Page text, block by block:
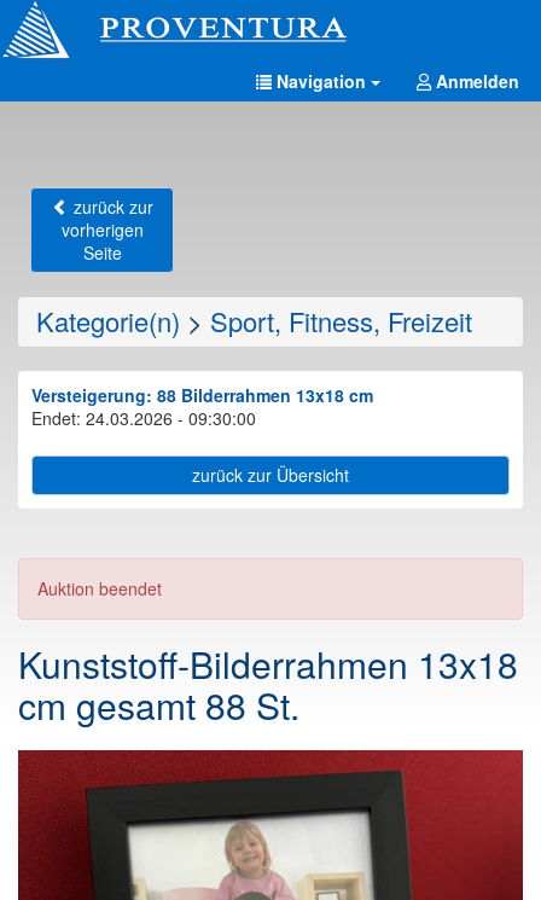
Navigation Anmelden
zurück zur
vorherigen
Seite
Kategorie(n) > Sport, Fitness, Freizeit
Versteigerung: 88 Bilderrahmen 13x18 cm
Endet: 24.03.2026 - 09:30:00
zurück zur Übersicht
Auktion beendet
Kunststoff-Bilderrahmen 13x18
cm gesamt 88 St.